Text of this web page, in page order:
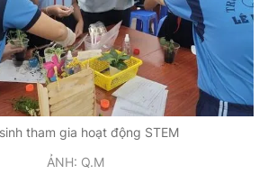
tham gia hoạt động STEM
ẢNH: Q.M